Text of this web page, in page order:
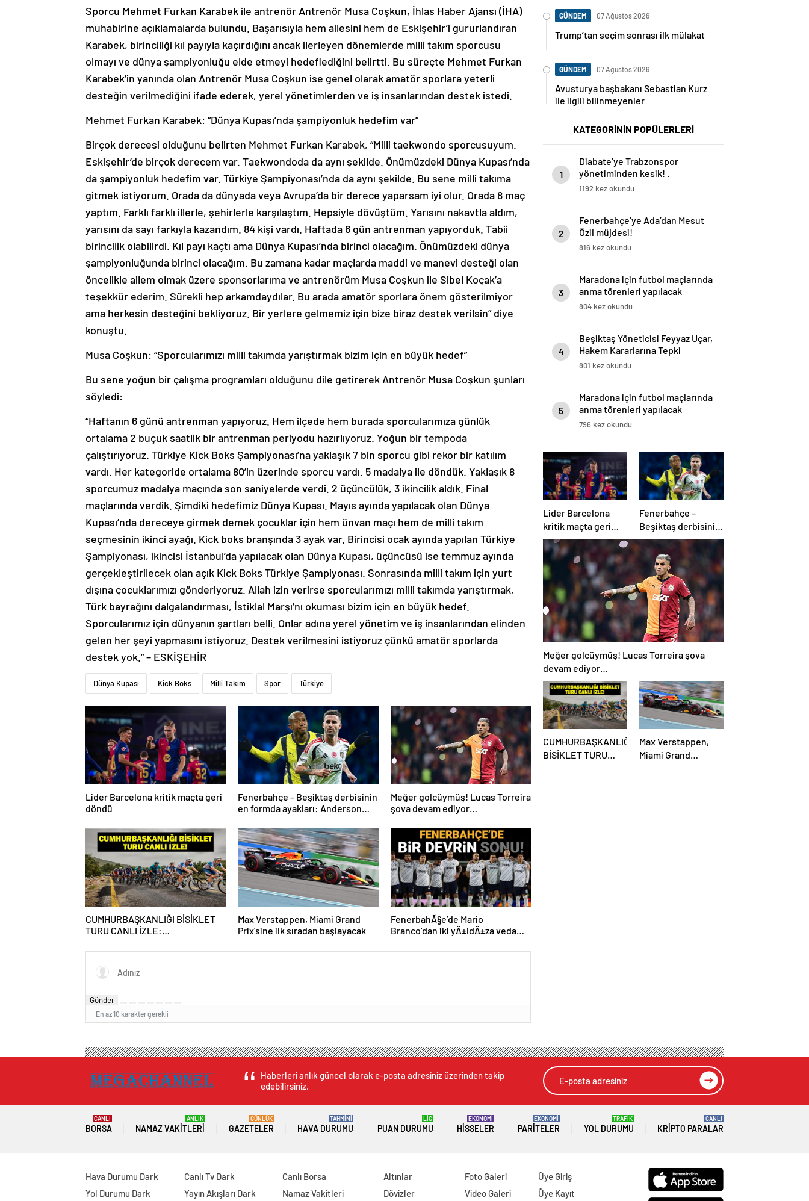
Sporcu Mehmet Furkan Karabek ile antrenör Antrenör Musa Coşkun, İhlas Haber Ajansı (İHA)
muhabirine açıklamalarda bulundu. Başarısıyla hem ailesini hem de Eskişehir’i gururlandıran
Karabek, birinciliği kıl payıyla kaçırdığını ancak ilerleyen dönemlerde milli takım sporcusu
olmayı ve dünya şampiyonluğu elde etmeyi hedeflediğini belirtti. Bu süreçte Mehmet Furkan
Karabek’in yanında olan Antrenör Musa Coşkun ise genel olarak amatör sporlara yeterli
desteğin verilmediğini ifade ederek, yerel yönetimlerden ve iş insanlarından destek istedi.
Mehmet Furkan Karabek: “Dünya Kupası’nda şampiyonluk hedefim var”
Birçok derecesi olduğunu belirten Mehmet Furkan Karabek, “Milli taekwondo sporcusuyum.
Eskişehir’de birçok derecem var. Taekwondoda da aynı şekilde. Önümüzdeki Dünya Kupası’nda
da şampiyonluk hedefim var. Türkiye Şampiyonası’nda da aynı şekilde. Bu sene milli takıma
gitmek istiyorum. Orada da dünyada veya Avrupa’da bir derece yaparsam iyi olur. Orada 8 maç
yaptım. Farklı farklı illerle, şehirlerle karşılaştım. Hepsiyle dövüştüm. Yarısını nakavtla aldım,
yarısını da sayı farkıyla kazandım. 84 kişi vardı. Haftada 6 gün antrenman yapıyorduk. Tabii
birincilik olabilirdi. Kıl payı kaçtı ama Dünya Kupası’nda birinci olacağım. Önümüzdeki dünya
şampiyonluğunda birinci olacağım. Bu zamana kadar maçlarda maddi ve manevi desteği olan
öncelikle ailem olmak üzere sponsorlarıma ve antrenörüm Musa Coşkun ile Sibel Koçak’a
teşekkür ederim. Sürekli hep arkamdaydılar. Bu arada amatör sporlara önem gösterilmiyor
ama herkesin desteğini bekliyoruz. Bir yerlere gelmemiz için bize biraz destek verilsin” diye
konuştu.
Musa Coşkun: “Sporcularımızı milli takımda yarıştırmak bizim için en büyük hedef”
Bu sene yoğun bir çalışma programları olduğunu dile getirerek Antrenör Musa Coşkun şunları
söyledi:
“Haftanın 6 günü antrenman yapıyoruz. Hem ilçede hem burada sporcularımıza günlük
ortalama 2 buçuk saatlik bir antrenman periyodu hazırlıyoruz. Yoğun bir tempoda
çalıştırıyoruz. Türkiye Kick Boks Şampiyonası’na yaklaşık 7 bin sporcu gibi rekor bir katılım
vardı. Her kategoride ortalama 80’in üzerinde sporcu vardı. 5 madalya ile döndük. Yaklaşık 8
sporcumuz madalya maçında son saniyelerde verdi. 2 üçüncülük, 3 ikincilik aldık. Final
maçlarında verdik. Şimdiki hedefimiz Dünya Kupası. Mayıs ayında yapılacak olan Dünya
Kupası’nda dereceye girmek demek çocuklar için hem ünvan maçı hem de milli takım
seçmesinin ikinci ayağı. Kick boks branşında 3 ayak var. Birincisi ocak ayında yapılan Türkiye
Şampiyonası, ikincisi İstanbul’da yapılacak olan Dünya Kupası, üçüncüsü ise temmuz ayında
gerçekleştirilecek olan açık Kick Boks Türkiye Şampiyonası. Sonrasında milli takım için yurt
dışına çocuklarımızı gönderiyoruz. Allah izin verirse sporcularımızı milli takımda yarıştırmak,
Türk bayrağını dalgalandırması, İstiklal Marşı’nı okuması bizim için en büyük hedef.
Sporcularımız için dünyanın şartları belli. Onlar adına yerel yönetim ve iş insanlarından elinden
gelen her şeyi yapmasını istiyoruz. Destek verilmesini istiyoruz çünkü amatör sporlarda
destek yok.” – ESKİŞEHİR
Dünya Kupası Kick Boks Milli Takım Spor Türkiye
Lider Barcelona kritik maçta geri
döndü
Fenerbahçe – Beşiktaş derbisinin
en formda ayakları: Anderson
Meğer golcüymüş! Lucas Torreira
şova devam ediyor…
CUMHURBAŞKANLIĞI BİSİKLET
TURU CANLI İZLE:
Hangi Kanalda? İşte İzmir Bisiklet
Max Verstappen, Miami Grand
Prix’sine ilk sıradan başlayacak
FenerbahÃ§e’de Mario
Branco’dan iki yÄ±ldÄ±za veda
yoksunuz”
Gönder
En az 10 karakter gerekli
GÜNDEM 07 Ağustos 2026
Trump’tan seçim sonrası ilk mülakat
GÜNDEM 07 Ağustos 2026
Avusturya başbakanı Sebastian Kurz
ile ilgili bilinmeyenler
KATEGORİNİN POPÜLERLERİ
1
Diabate’ye Trabzonspor
yönetiminden kesik! .
1192 kez okundu
2
Fenerbahçe’ye Ada’dan Mesut
Özil müjdesi!
816 kez okundu
3
Maradona için futbol maçlarında
anma törenleri yapılacak
804 kez okundu
4
Beşiktaş Yöneticisi Feyyaz Uçar,
Hakem Kararlarına Tepki
Gösterdi
801 kez okundu
5
Maradona için futbol maçlarında
anma törenleri yapılacak
796 kez okundu
Lider Barcelona
kritik maçta geri
döndü
Fenerbahçe –
Beşiktaş derbisinin
en formda ayakları:
Anderson Talisca
ve Rafa Silva
Meğer golcüymüş! Lucas Torreira şova
devam ediyor…
CUMHURBAŞKANLIĞI
BİSİKLET TURU
Max Verstappen,
Miami Grand
Haberleri anlık güncel olarak e-posta adresiniz üzerinden takip
edebilirsiniz.
BORSA
CANLI
NAMAZ VAKITLERI
ANLIK
GAZETELER
GÜNLÜK
HAVA DURUMU
TAHMİNİ
PUAN DURUMU
LİG
HISSELER
EKONOMİ
PARITELER
EKONOMİ
YOL DURUMU
TRAFİK
KRIPTO PARALAR
CANLI
Hava Durumu Dark
Yol Durumu Dark
Canlı Tv Dark
Yayın Akışları Dark
Canlı Borsa
Namaz Vakitleri
Altınlar
Dövizler
Foto Galeri
Video Galeri
Üye Giriş
Üye Kayıt